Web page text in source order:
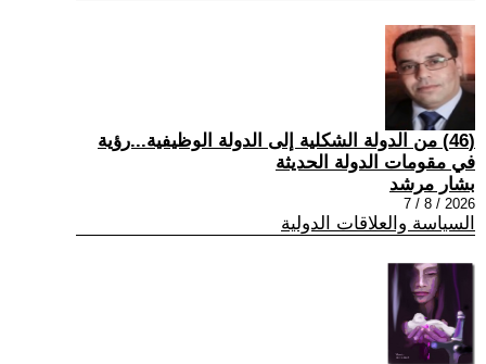
(46) من الدولة الشكلية إلى الدولة الوظيفية...رؤية
في مقومات الدولة الحديثة
بشار مرشد
2026 / 8 / 7
السياسة والعلاقات الدولية